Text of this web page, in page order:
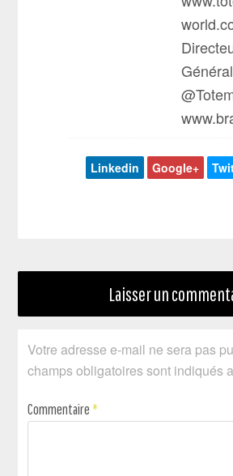
Général
Linkedin Google+
Laisser un
Votre adresse e-mail ne sera pas
champs obligatoires sont indiqués
Commentaire*